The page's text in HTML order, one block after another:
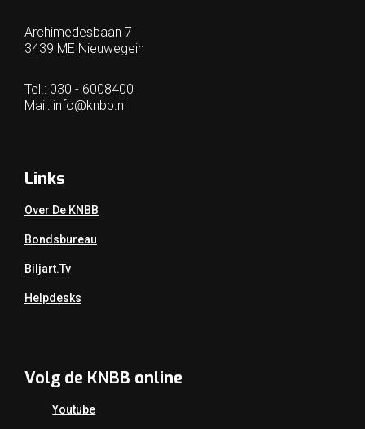
Archimedesbaan 7
3439 ME Nieuwegein
Tel.: 030 - 6008400
Mail: info@knbb.nl
Links
Over De KNBB
Bondsbureau
Biljart.tv
Helpdesks
Volg de KNBB online
Youtube